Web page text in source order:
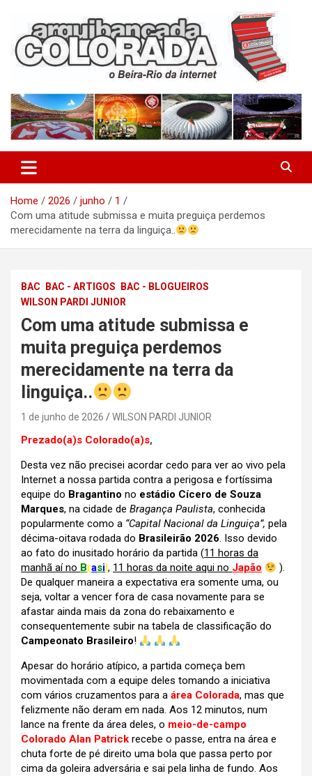
content
Arquibancada Colorada
Home 2026 junho
1
Com uma atitude submissa e muita preguiça perdemos
merecidamente na terra da linguiça..
BAC BAC - ARTIGOS
BAC - BLOGUEIROS
WILSON PARDI JUNIOR
Com uma atitude submissa e
muita preguiça perdemos
merecidamente na terra da
linguiça..
1 de junho de 2026 WILSON PARDI JUNIOR
Prezado(a)s Colorado(a)s,
Desta vez não precisei acordar cedo para ver ao vivo pela
Internet a nossa partida contra a perigosa e fortíssima
equipe do Bragantino no estádio Cícero de Souza
Marques, na cidade de Bragança Paulista, conhecida
popularmente como a “Capital Nacional da Linguiça”, pela
décima-oitava rodada do Brasileirão 2026. Isso devido
ao fato do inusitado horário da partida (11 horas da
manhã aí no Brasil, 11 horas da noite aqui no Japão
).
De qualquer maneira a expectativa era somente uma, ou
seja, voltar a vencer fora de casa novamente para se
afastar ainda mais da zona do rebaixamento e
consequentemente subir na tabela de classificação do
Campeonato Brasileiro!
Apesar do horário atípico, a partida começa bem
movimentada com a equipe deles tomando a iniciativa
com vários cruzamentos para a área Colorada, mas que
felizmente não deram em nada. Aos 12 minutos, num
lance na frente da área deles, o meio-de-campo
Colorado Alan Patrick recebe o passe, entra na área e
chuta forte de pé direito uma bola que passa perto por
cima da goleira adversária e sai pela linha de fundo. Aos